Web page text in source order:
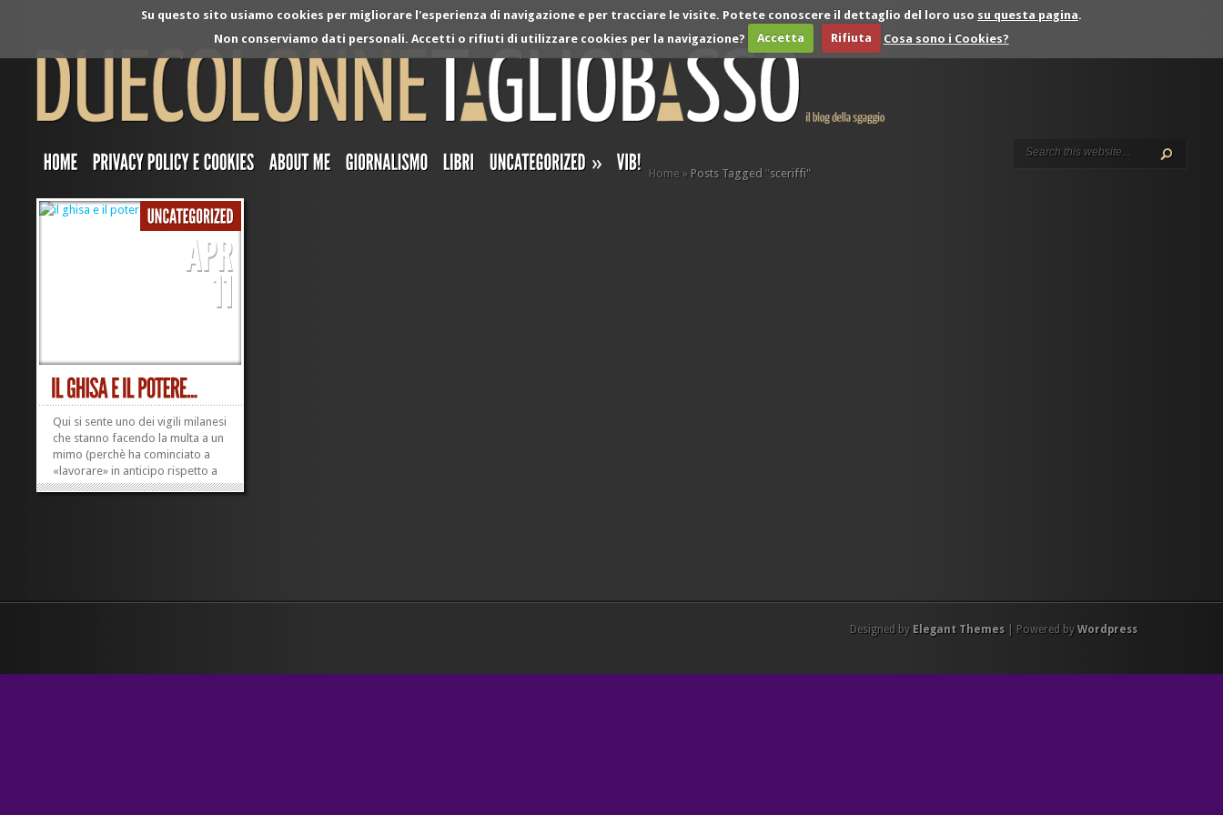
Su questo sito usiamo cookies per migliorare l'esperienza di navigazione e per tracciare le visite. Potete conoscere il dettaglio del loro uso su questa pagina.
Non conserviamo dati personali. Accetti o rifiuti di utilizzare cookies per la navigazione?
Accetta Rifiuta Cosa sono i Cookies?
» Home » Posts Tagged "sceriffi"
Qui si sente uno dei vigili milanesi
che stanno facendo la multa a un
mimo (perchè ha cominciato a
«lavorare» in anticipo rispetto a
ciò che gli consente di fare
Designed by Elegant Themes| Powered by Wordpress